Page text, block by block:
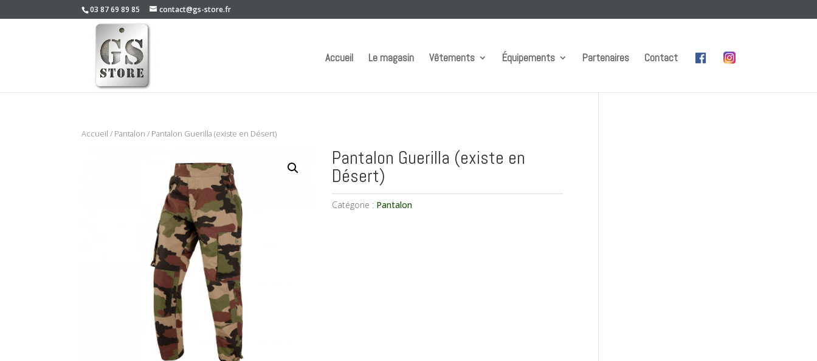
03 87 69 89 85 contact@gs-store.fr
Accueil Le magasin Vêtements Équipements Partenaires Contact
Accueil / Pantalon / Pantalon Guerilla (existe en Désert)
Pantalon Guerilla (existe en
Désert)
Catégorie : Pantalon